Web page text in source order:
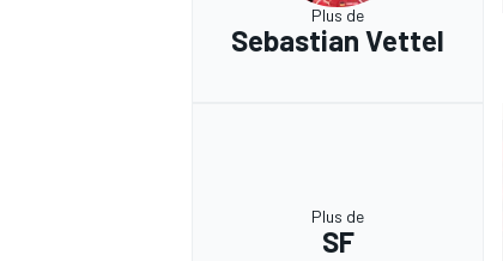
Plus de
Sebastian Vettel
Plus de
SF